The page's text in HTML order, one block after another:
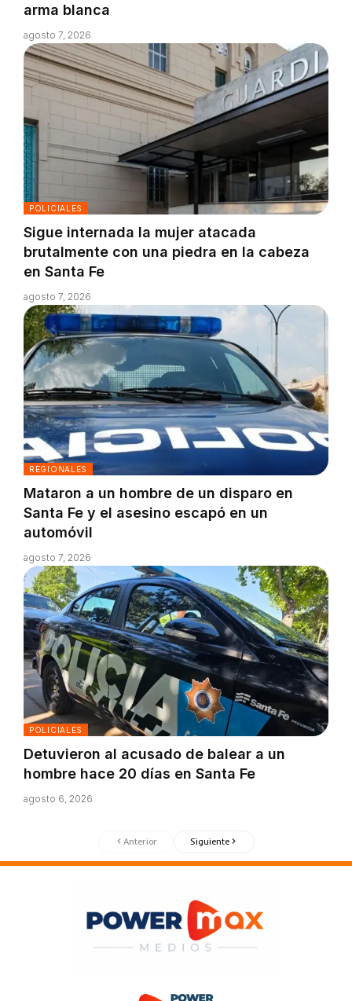
arma blanca
agosto 7, 2026
POLICIALES
Sigue internada la mujer atacada
brutalmente con una piedra en la cabeza
en Santa Fe
agosto 7, 2026
REGIONALES
Mataron a un hombre de un disparo en
Santa Fe y el asesino escapó en un
automóvil
agosto 7, 2026
POLICIALES
Detuvieron al acusado de balear a un
hombre hace 20 días en Santa Fe
agosto 6, 2026
Anterior Siguiente